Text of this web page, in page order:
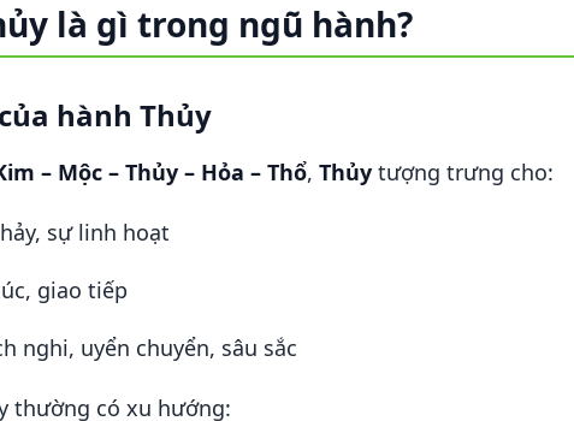
là gì trong ngũ hành?
hành Thủy
– Mộc – Thủy – Hỏa – Thổ, Thủy tượng trưng cho:
sự linh hoạt
giao tiếp
nghi, uyển chuyển, sâu sắc
thường có xu hướng: